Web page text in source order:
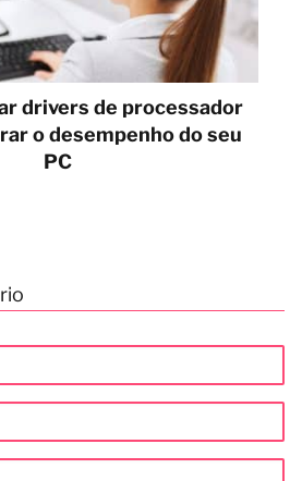
drivers de processador
o desempenho do seu
PC